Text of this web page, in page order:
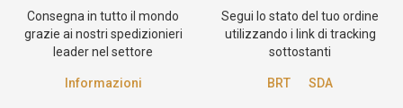
Consegna in tutto il mondo
grazie ai nostri spedizionieri
leader nel settore
Informazioni
Segui lo stato del tuo ordine
utilizzando i link di tracking
sottostanti
BRT SDA